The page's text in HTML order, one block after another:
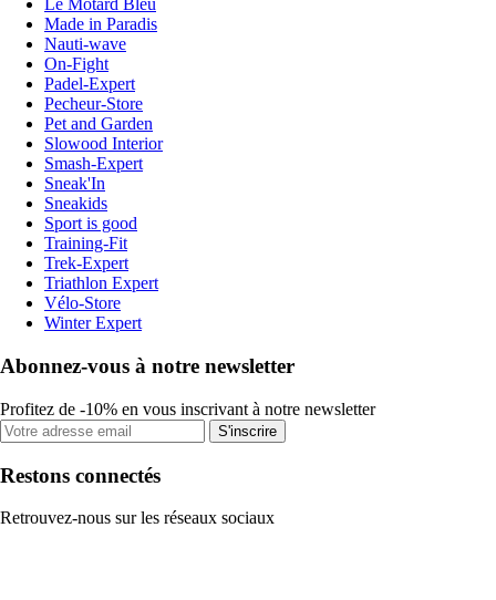
Le Motard Bleu
Made in Paradis
Nauti-wave
On-Fight
Padel-Expert
Pecheur-Store
Pet and Garden
Slowood Interior
Smash-Expert
Sneak'In
Sneakids
Sport is good
Training-Fit
Trek-Expert
Triathlon Expert
Vélo-Store
Winter Expert
Abonnez-vous à notre newsletter
Profitez de -10% en vous inscrivant à notre newsletter
S'inscrire
Restons connectés
Retrouvez-nous sur les réseaux sociaux